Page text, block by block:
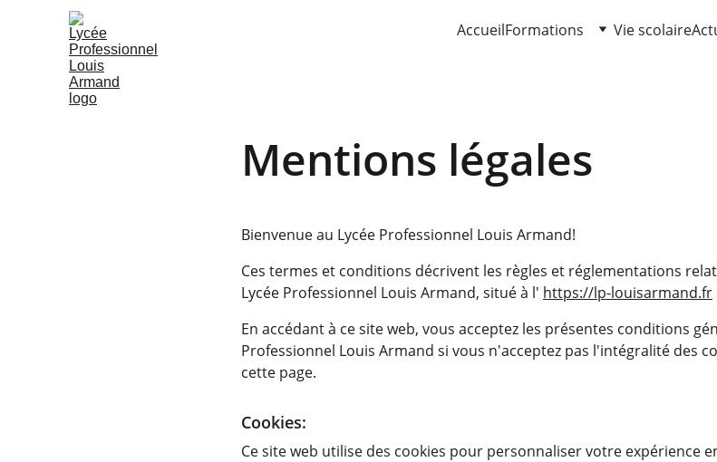
AccueilFormations Vie scolaire
Mentions légales
Bienvenue au Lycée Professionnel Louis Armand!
Ces termes et conditions décrivent les règles et réglementations
Lycée Professionnel Louis Armand, situé à l' https://lp-louisarmand.fr
En accédant à ce site web, vous acceptez les présentes conditions
Professionnel Louis Armand si vous n'acceptez pas l'intégralité des
cette page.
Cookies:
Ce site web utilise des cookies pour personnaliser votre expérience